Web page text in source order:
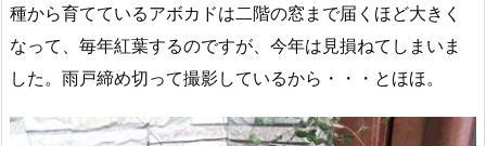
種から育てているアボカドは二階の窓まで届くほど大きく
なって、毎年紅葉するのですが、今年は見損ねてしまいま
した。雨戸締め切って撮影しているから・・・とほほ。